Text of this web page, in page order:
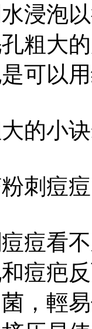
浸泡
粗大
可以
的小
刺痘痘
痘看
痘疤
，輕